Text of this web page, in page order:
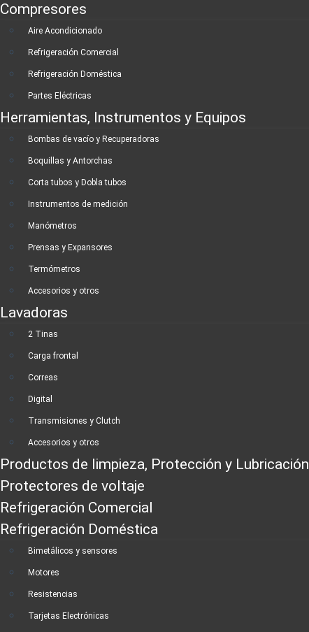
Compresores
Aire Acondicionado
Refrigeración Comercial
Refrigeración Doméstica
Partes Eléctricas
Herramientas, Instrumentos y Equipos
Bombas de vacío y Recuperadoras
Boquillas y Antorchas
Corta tubos y Dobla tubos
Instrumentos de medición
Manómetros
Prensas y Expansores
Termómetros
Accesorios y otros
Lavadoras
2 Tinas
Carga frontal
Correas
Digital
Transmisiones y Clutch
Accesorios y otros
Productos de limpieza, Protección y Lubricación
Protectores de voltaje
Refrigeración Comercial
Refrigeración Doméstica
Bimetálicos y sensores
Motores
Resistencias
Tarjetas Electrónicas